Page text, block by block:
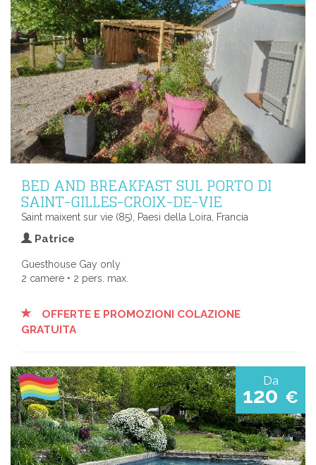
BED AND BREAKFAST SUL PORTO DI
SAINT-GILLES-CROIX-DE-VIE
Saint maixent sur vie (85), Paesi della Loira, Francia
Patrice
Guesthouse Gay only
2 camere • 2 pers. max.
OFFERTE E PROMOZIONI COLAZIONE
GRATUITA
Da
120 €